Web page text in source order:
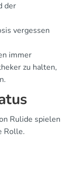
der
vergessen
immer
zu halten,
Rulide spielen
Rolle.